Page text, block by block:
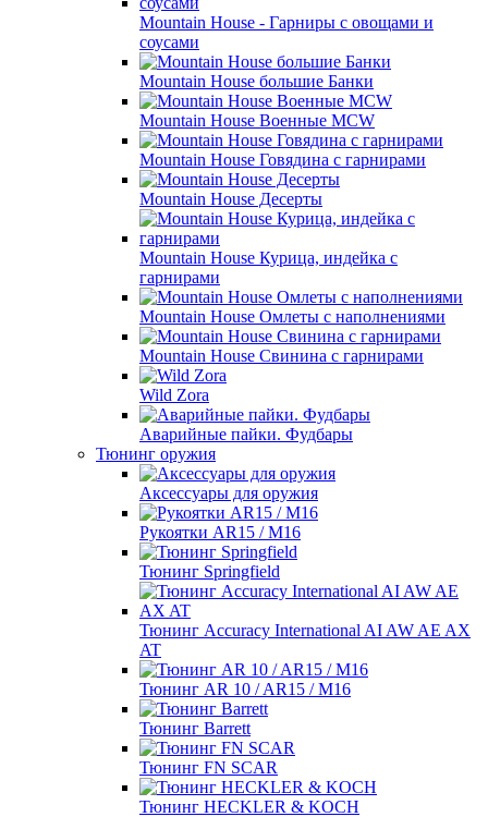
Mountain House - Гарниры с овощами и
соусами
Mountain House большие Банки
Mountain House Военные MCW
Mountain House Говядина с гарнирами
Mountain House Десерты
Mountain House Курица, индейка с
гарнирами
Mountain House Омлеты с наполнениями
Mountain House Свинина с гарнирами
Wild Zora
Аварийные пайки. Фудбары
Тюнинг оружия
Аксессуары для оружия
Рукоятки AR15 / M16
Тюнинг Springfield
Тюнинг Accuracy International AI AW AE AX
AT
Тюнинг AR 10 / AR15 / M16
Тюнинг Barrett
Тюнинг FN SCAR
Тюнинг HECKLER & KOCH